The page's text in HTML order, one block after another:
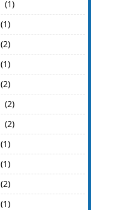
(1)
(1)
(2)
(1)
(2)
(2)
(2)
(1)
(1)
(2)
(1)